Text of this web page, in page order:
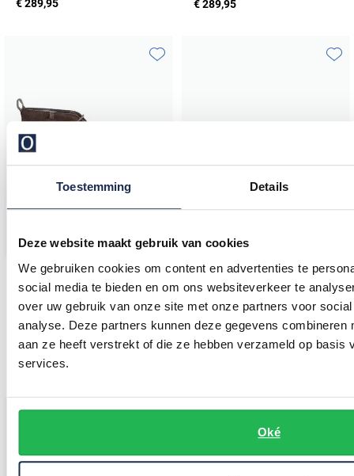
Toestemming Details
Deze website maakt gebruik van cookies
We gebruiken cookies om content en advertenties te
social media te bieden en om ons websiteverkeer te
over uw gebruik van onze site met onze partners voor
analyse. Deze partners kunnen deze gegevens combineren
aan ze heeft verstrekt of die ze hebben verzameld op basis
services.
Oké
€ 289,95 € 289,95
Floris van Bommel
Schoenen Floris van bommel effen bruin suede hoog
€ 249,95 € 199,96
-
20%
Floris van Bommel
veterschoenen bruin effen blauwe veters leer
Toevoegen aan favorieten